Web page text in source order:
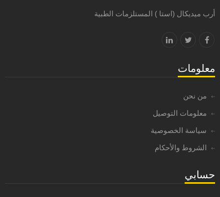
أرب ميديكال (استا ) المستلزمات الطبية
معلومات
من نحن
معلومات التوصيل
سياسة الخصوصية
الشروط والأحكام
حسابي